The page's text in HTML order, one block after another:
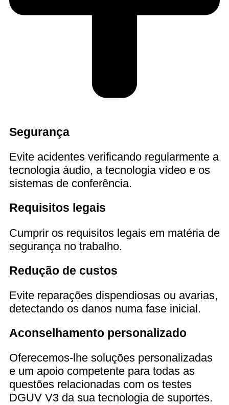
Segurança
Evite acidentes verificando regularmente a
tecnologia áudio, a tecnologia vídeo e os
sistemas de conferência.
Requisitos legais
Cumprir os requisitos legais em matéria de
segurança no trabalho.
Redução de custos
Evite reparações dispendiosas ou avarias,
detectando os danos numa fase inicial.
Aconselhamento personalizado
Oferecemos-lhe soluções personalizadas
e um apoio competente para todas as
questões relacionadas com os testes
DGUV V3 da sua tecnologia de suportes.